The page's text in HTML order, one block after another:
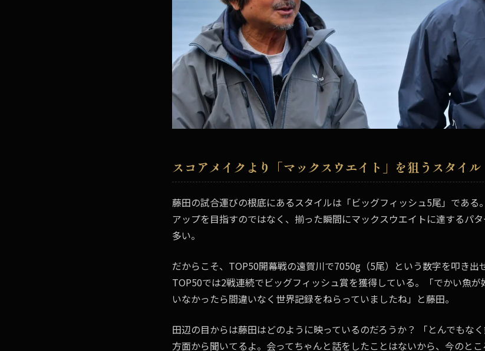
スコアメイクより「マックスウエイト」を狙うスタイル
藤田の試合運びの根底にあるスタイルは「ビッグフィッシュ5尾」である
アップを目指すのではなく、揃った瞬間にマックスウエイトに達するパ
多い。
だからこそ、TOP50開幕戦の遠賀川で7050g（5尾）という数字を叩き出
TOP50では2戦連続でビッグフィッシュ賞を獲得している。「でかい魚
いなかったら間違いなく世界記録をねらっていましたね」と藤田。
田辺の目からは藤田はどのように映っているのだろうか？ 「とんでもな
方面から聞いてるよ。会ってちゃんと話をしたことはないから、今のと